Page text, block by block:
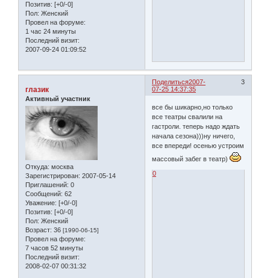
Позитив: [+0/-0]
Пол: Женский
Провел на форуме:
1 час 24 минуты
Последний визит:
2007-09-24 01:09:52
Поделиться 3
2007-
07-25 14:37:35
глазик
Активный участник
Откуда: москва
Зарегистрирован: 2007-05-14
Приглашений: 0
Сообщений: 62
Уважение: [+0/-0]
Позитив: [+0/-0]
Пол: Женский
Возраст: 36 [1990-06-15]
Провел на форуме:
7 часов 52 минуты
Последний визит:
2008-02-07 00:31:32
все бы шикарно,но только
все театры свалили на
гастроли. теперь надо ждать
начала сезона)))ну ничего,
все впереди! осенью устроим
массовый забег в театр)
0